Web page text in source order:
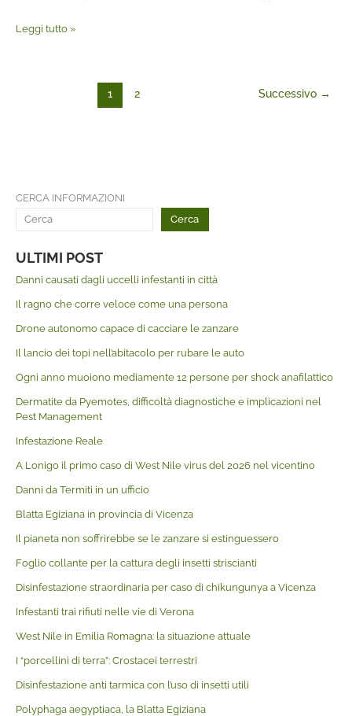
Leggi tutto »
1 2 Successivo →
CERCA INFORMAZIONI
Cerca
ULTIMI POST
Danni causati dagli uccelli infestanti in città
Il ragno che corre veloce come una persona
Drone autonomo capace di cacciare le zanzare
Il lancio dei topi nell’abitacolo per rubare le auto
Ogni anno muoiono mediamente 12 persone per shock anafilattico
Dermatite da Pyemotes, difficoltà diagnostiche e implicazioni nel
Pest Management
Infestazione Reale
A Lonigo il primo caso di West Nile virus del 2026 nel vicentino
Danni da Termiti in un ufficio
Blatta Egiziana in provincia di Vicenza
Il pianeta non soffrirebbe se le zanzare si estinguessero
Foglio collante per la cattura degli insetti striscianti
Disinfestazione straordinaria per caso di chikungunya a Vicenza
Infestanti trai rifiuti nelle vie di Verona
West Nile in Emilia Romagna: la situazione attuale
I “porcellini di terra”: Crostacei terrestri
Disinfestazione anti tarmica con l’uso di insetti utili
Polyphaga aegyptiaca, la Blatta Egiziana